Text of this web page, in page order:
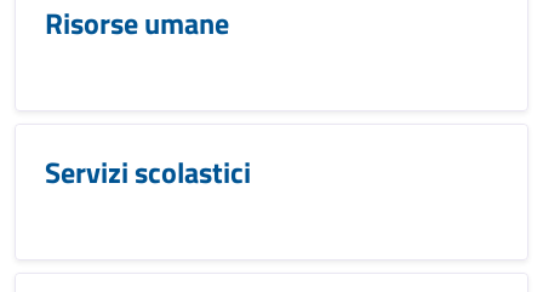
Risorse umane
Servizi scolastici